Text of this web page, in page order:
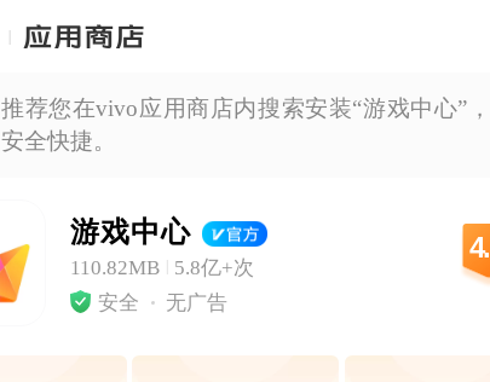
推荐您在vivo应用商店内搜索安装“游戏中心”，
安全快捷。
游戏中心
110.82MB
5.8亿+次
安全
无广告